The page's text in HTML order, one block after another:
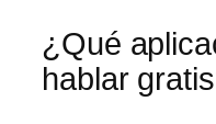
¿Qué
hablar